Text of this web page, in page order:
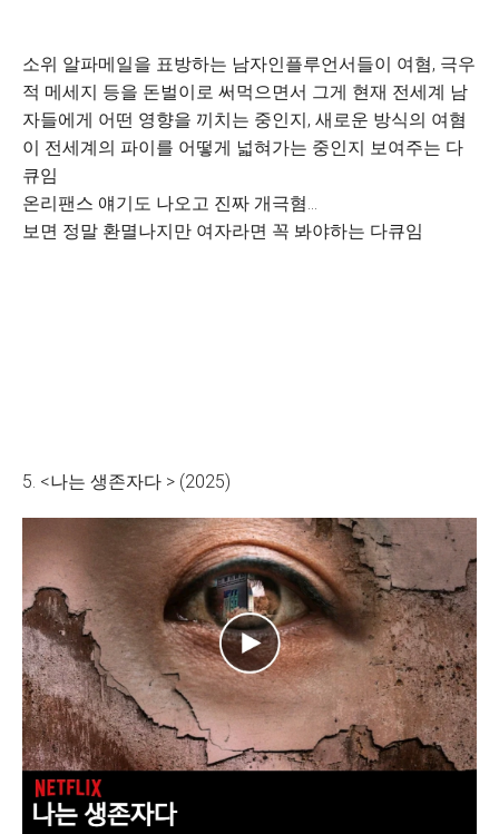
소위 알파메일을 표방하는 남자인플루언서들이 여혐, 극우
적 메세지 등을 돈벌이로 써먹으면서 그게 현재 전세계 남
자들에게 어떤 영향을 끼치는 중인지, 새로운 방식의 여혐
이 전세계의 파이를 어떻게 넓혀가는 중인지 보여주는 다
큐임
온리팬스 얘기도 나오고 진짜 개극혐...
보면 정말 환멸나지만 여자라면 꼭 봐야하는 다큐임
5. <나는 생존자다 > (2025)